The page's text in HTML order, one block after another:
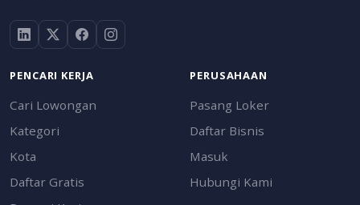
PENCARI KERJA
Cari Lowongan
Kategori
Kota
Daftar Gratis
PERUSAHAAN
Pasang Loker
Daftar Bisnis
Masuk
Hubungi Kami